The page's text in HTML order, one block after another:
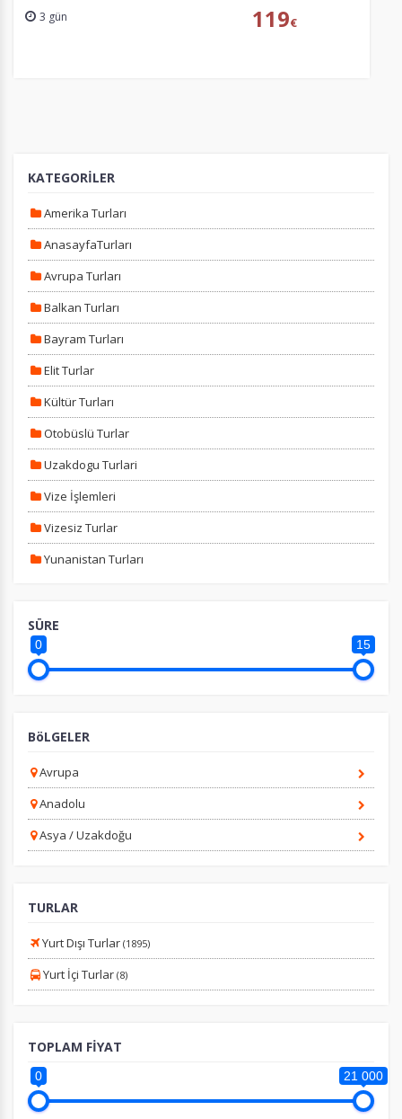
Size ve ilgi alanlarınıza uygun reklamlar göstermek için
kullanılır. Kapatırsanız reklamları görmeye devam
edersiniz, ancak daha az alakalı olabilirler.
Tercihleri Kaydet
3 gün 119€
KATEGORİLER
Amerika Turları
AnasayfaTurları
Avrupa Turları
Balkan Turları
Bayram Turları
Elit Turlar
Kültür Turları
Otobüslü Turlar
Uzakdogu Turlari
Vize İşlemleri
Vizesiz Turlar
Yunanistan Turları
SÜRE
0 15
BöLGELER
Avrupa
Anadolu
Asya / Uzakdoğu
TURLAR
Yurt Dışı Turlar (1895)
Yurt İçi Turlar (8)
TOPLAM FİYAT
0 21 000